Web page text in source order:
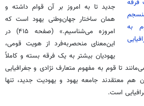
فرقه
به
جدید تا به امروز بر آن قوام داشته و
همان ساختار جهان‌وطنی یهود است که
امروزه می‌شناسیم.» (صفحه ۴۱۵) در
این‌معنای منحصربه‌فرد از هویت قومی،
یهودیان بیشتر به یک فرقه بسته و کاملاً
تا قوم به مفهوم متعارف نژادی و جغرافیایی
هم معتقدند جامعه یهود و یهودیت جدید، تنها
است.